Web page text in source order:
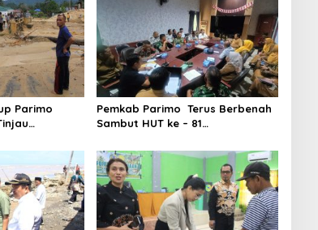
Parimo
Pemkab Parimo Terus Berbenah
Sambut HUT ke – 81